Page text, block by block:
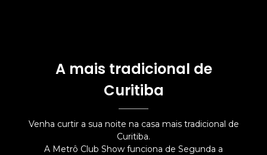
A mais tradicional de
Curitiba
Venha curtir a sua noite na casa mais tradicional de
Curitiba.
A Metrô Club Show funciona de Segunda a